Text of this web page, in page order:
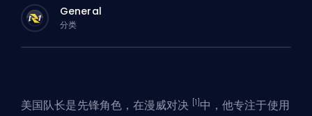
General
分类
美国队长是先锋角色，在漫威对决 [1] 中，他专注于使用